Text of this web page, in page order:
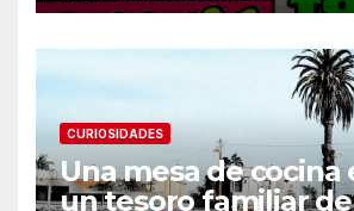
CURIOSIDADES
Una mesa de cocina
un tesoro familiar